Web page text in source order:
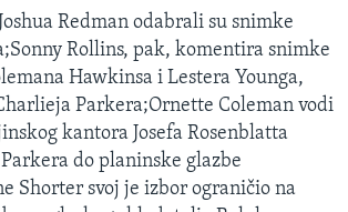
Redman odabrali su snimke
Rollins, pak, komentira snimke
Hawkinsa i Lestera Younga,
Parkera;Ornette Coleman vodi
kantora Josefa Rosenblatta
do planinske glazbe
Shorter svoj je izbor ograničio na